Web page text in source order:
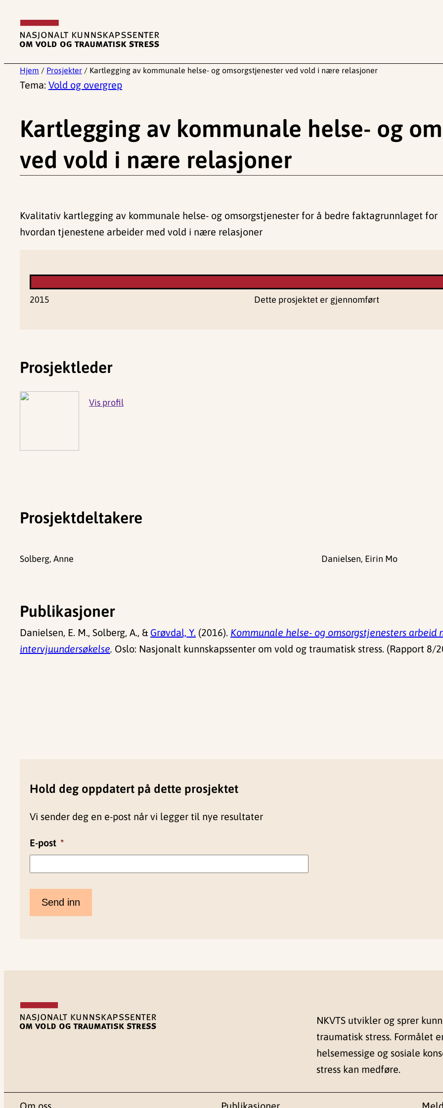
innhold
Hjem / Prosjekter / Kartlegging av kommunale helse- og omsorgstjenester ved vold i nære relasjoner
Tema: Vold og overgrep
Kartlegging av kommunale helse- og
ved vold i nære relasjoner
Kvalitativ kartlegging av kommunale helse- og omsorgstjenester for å bedre faktagrunnlaget for
hvordan tjenestene arbeider med vold i nære relasjoner
2015 Dette prosjektet er gjennomført
Prosjektleder
Vis profil
Prosjektdeltakere
Solberg, Anne Danielsen, Eirin Mo
Publikasjoner
Danielsen, E. M., Solberg, A., & Grøvdal, Y. (2016). Kommunale helse- og omsorgstjenesters
intervjuundersøkelse. Oslo: Nasjonalt kunnskapssenter om vold og traumatisk stress. (Rapport 8/
Hold deg oppdatert på dette prosjektet
Vi sender deg en e-post når vi legger til nye resultater
E-post *
NKVTS utvikler og sprer
traumatisk stress. Formålet
helsemessige og sosiale
stress kan medføre.